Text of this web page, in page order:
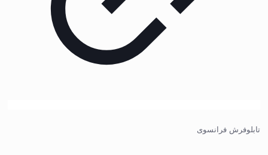
تابلوفرش فرانسوی